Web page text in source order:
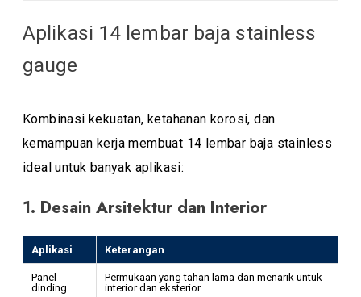
Aplikasi 14 lembar baja stainless
gauge
Kombinasi kekuatan, ketahanan korosi, dan
kemampuan kerja membuat 14 lembar baja stainless
ideal untuk banyak aplikasi:
1. Desain Arsitektur dan Interior
Aplikasi Keterangan
Panel
dinding
Permukaan yang tahan lama dan menarik untuk
interior dan eksterior